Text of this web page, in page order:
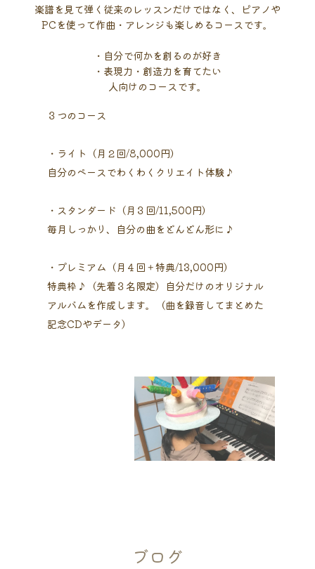
楽譜を見て弾く従来のレッスンだけではなく、ピアノや
PCを使って作曲・アレンジも楽しめるコースです。
・自分で何かを創るのが好き
・表現力・創造力を育てたい
人向けのコースです。
３つのコース
・ライト（月２回/8,000円）
自分のペースでわくわくクリエイト体験♪
・スタンダード（月３回/11,500円）
毎月しっかり、自分の曲をどんどん形に♪
・プレミアム（月４回＋特典/13,000円）
特典枠♪（先着３名限定）自分だけのオリジナル
アルバムを作成します。（曲を録音してまとめた
記念CDやデータ）
ブログ